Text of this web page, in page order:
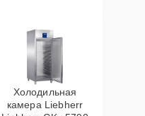
Холодильная
камера Liebherr